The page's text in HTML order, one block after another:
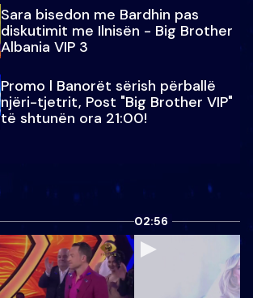
Sara bisedon me Bardhin pas
diskutimit me Ilnisën - Big Brother
Albania VIP 3
Promo l Banorët sërish përballë
njëri-tjetrit, Post "Big Brother VIP"
të shtunën ora 21:00!
02:56